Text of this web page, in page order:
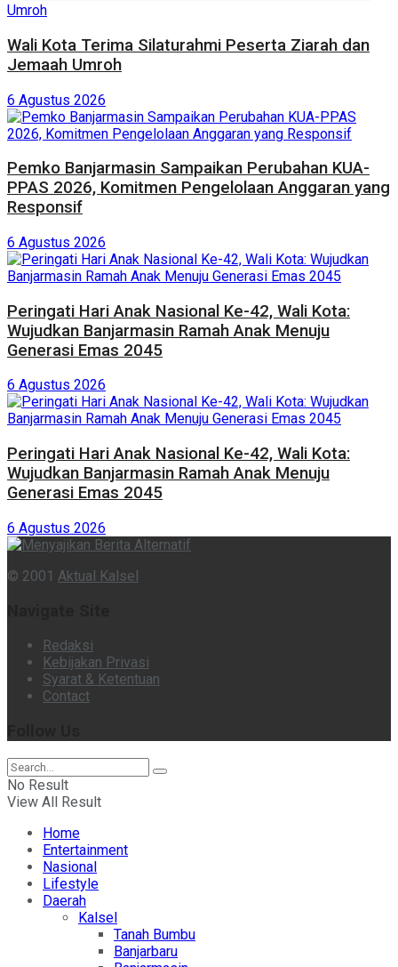
Wali Kota Terima Silaturahmi Peserta Ziarah dan
Jemaah Umroh
6 Agustus 2026
Pemko Banjarmasin Sampaikan Perubahan KUA-
PPAS 2026, Komitmen Pengelolaan Anggaran yang
Responsif
6 Agustus 2026
Peringati Hari Anak Nasional Ke-42, Wali Kota:
Wujudkan Banjarmasin Ramah Anak Menuju
Generasi Emas 2045
6 Agustus 2026
Peringati Hari Anak Nasional Ke-42, Wali Kota:
Wujudkan Banjarmasin Ramah Anak Menuju
Generasi Emas 2045
6 Agustus 2026
© 2001 Aktual Kalsel
Redaksi
Kebijakan Privasi
Syarat & Ketentuan
Contact
No Result
View All Result
Home
Entertainment
Nasional
Lifestyle
Daerah
Kalsel
Tanah Bumbu
Banjarbaru